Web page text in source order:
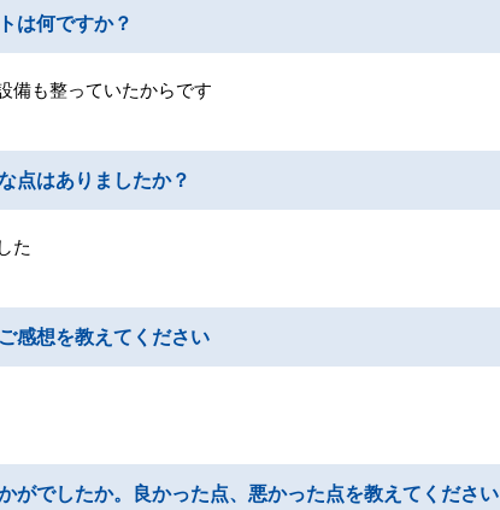
は何ですか？
備も整っていたからです
点はありましたか？
た
感想を教えてください
がでしたか。良かった点、悪かった点を教えてください